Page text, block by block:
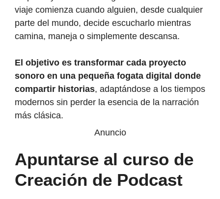
viaje comienza cuando alguien, desde cualquier
parte del mundo, decide escucharlo mientras
camina, maneja o simplemente descansa.
El objetivo es transformar cada proyecto
sonoro en una pequeña fogata digital donde
compartir historias, adaptándose a los tiempos
modernos sin perder la esencia de la narración
más clásica.
Anuncio
Apuntarse al curso de
Creación de Podcast